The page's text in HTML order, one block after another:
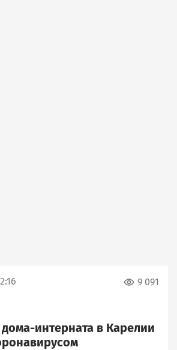
9 091
интерната в Карелии